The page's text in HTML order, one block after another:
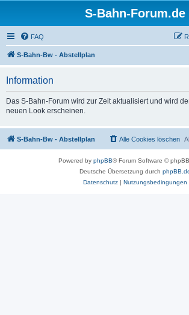
S-Bahn-Forum.de
FAQ
S-Bahn-Bw - Abstellplan
Information
Das S-Bahn-Forum wird zur Zeit aktualisiert und wird
neuen Look erscheinen.
S-Bahn-Bw - Abstellplan Alle Cookies löschen
Powered by phpBB® Forum Software ©
Deutsche Übersetzung durch
Datenschutz| Nutzungsbedingungen